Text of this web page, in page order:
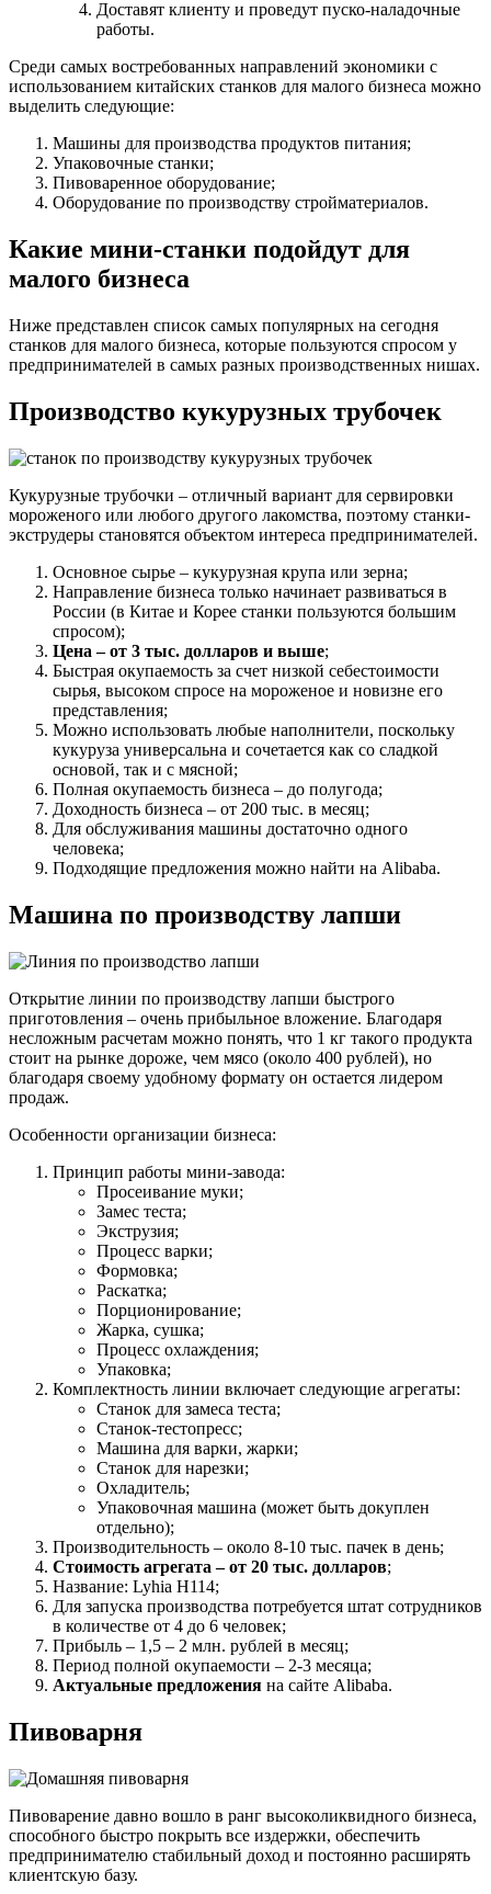
Доставят клиенту и проведут пуско-наладочные
работы.
Среди самых востребованных направлений экономики с
использованием китайских станков для малого бизнеса можно
выделить следующие:
Машины для производства продуктов питания;
Упаковочные станки;
Пивоваренное оборудование;
Оборудование по производству стройматериалов.
Какие мини-станки подойдут для
малого бизнеса
Ниже представлен список самых популярных на сегодня
станков для малого бизнеса, которые пользуются спросом у
предпринимателей в самых разных производственных нишах.
Производство кукурузных трубочек
Кукурузные трубочки – отличный вариант для сервировки
мороженого или любого другого лакомства, поэтому станки-
экструдеры становятся объектом интереса предпринимателей.
Основное сырье – кукурузная крупа или зерна;
Направление бизнеса только начинает развиваться в
России (в Китае и Корее станки пользуются большим
спросом);
Цена – от 3 тыс. долларов и выше;
Быстрая окупаемость за счет низкой себестоимости
сырья, высоком спросе на мороженое и новизне его
представления;
Можно использовать любые наполнители, поскольку
кукуруза универсальна и сочетается как со сладкой
основой, так и с мясной;
Полная окупаемость бизнеса – до полугода;
Доходность бизнеса – от 200 тыс. в месяц;
Для обслуживания машины достаточно одного
человека;
Подходящие предложения можно найти на Alibaba.
Машина по производству лапши
Открытие линии по производству лапши быстрого
приготовления – очень прибыльное вложение. Благодаря
несложным расчетам можно понять, что 1 кг такого продукта
стоит на рынке дороже, чем мясо (около 400 рублей), но
благодаря своему удобному формату он остается лидером
продаж.
Особенности организации бизнеса:
Принцип работы мини-завода:
Просеивание муки;
Замес теста;
Экструзия;
Процесс варки;
Формовка;
Раскатка;
Порционирование;
Жарка, сушка;
Процесс охлаждения;
Упаковка;
Комплектность линии включает следующие агрегаты:
Станок для замеса теста;
Станок-тестопресс;
Машина для варки, жарки;
Станок для нарезки;
Охладитель;
Упаковочная машина (может быть докуплен
отдельно);
Производительность – около 8-10 тыс. пачек в день;
Стоимость агрегата – от 20 тыс. долларов;
Название: Lyhia H114;
Для запуска производства потребуется штат сотрудников
в количестве от 4 до 6 человек;
Прибыль – 1,5 – 2 млн. рублей в месяц;
Период полной окупаемости – 2-3 месяца;
Актуальные предложения на сайте Alibaba.
Пивоварня
Пивоварение давно вошло в ранг высоколиквидного бизнеса,
способного быстро покрыть все издержки, обеспечить
предпринимателю стабильный доход и постоянно расширять
клиентскую базу.